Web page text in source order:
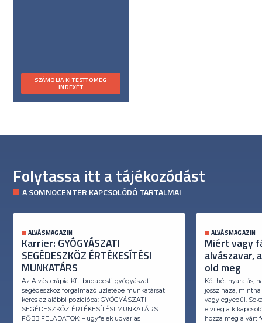
SZÁMOLJA KI TESTTÖMEG
INDEXÉT
Folytassa itt a tájékozódást
A SOMNOCENTER KAPCSOLÓDÓ TARTALMAI
ALVÁSMAGAZIN
Karrier: GYÓGYÁSZATI
SEGÉDESZKÖZ ÉRTÉKESÍTÉSI
MUNKATÁRS
Az Alvásterápia Kft. budapesti gyógyászati
segédeszköz forgalmazó üzletébe munkatársat
keres az alábbi pozícióba: GYÓGYÁSZATI
SEGÉDESZKÖZ ÉRTÉKESÍTÉSI MUNKATÁRS
FŐBB FELADATOK: – ügyfelek udvarias
ALVÁSMAGAZIN
Miért vagy
alvászavar,
old meg
Két hét nyaralás,
jössz haza,
vagy egyedül.
elvileg a
hozza meg a várt